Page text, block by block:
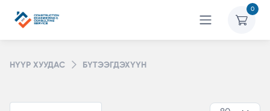
0
НҮҮР ХУУДАС БҮТЭЭГДЭХҮҮН